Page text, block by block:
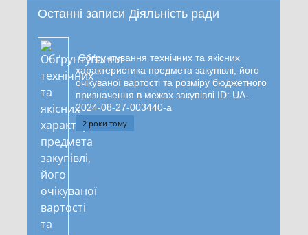
Останні записи Діяльність ради
Обґрунтування технічних та якісних
характеристика предмета закупівлі, його
очікуваної вартості та розміру бюджетного
призначення в межах закупівлі ID: UA-
2024-08-27-003440-a
2 роки тому